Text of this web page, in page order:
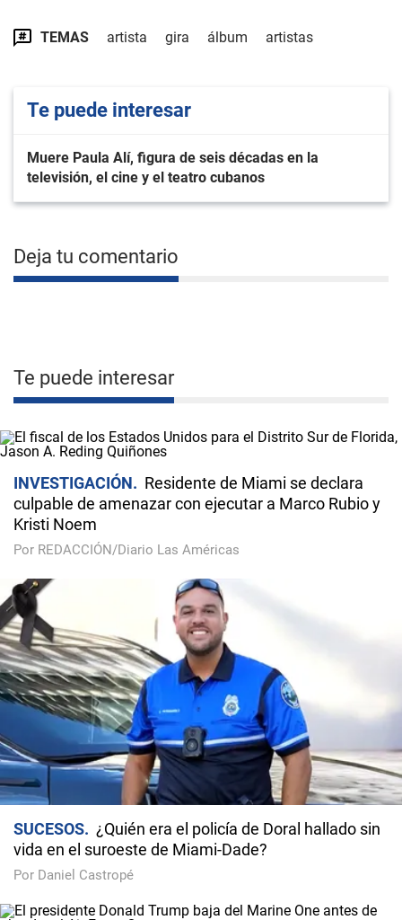
TEMAS artista gira álbum artistas
Te puede interesar
Muere Paula Alí, figura de seis décadas en la
televisión, el cine y el teatro cubanos
Deja tu comentario
Te puede interesar
INVESTIGACIÓN
Residente de Miami se declara
culpable de amenazar con ejecutar a Marco Rubio y
Kristi Noem
Por REDACCIÓN/Diario Las Américas
SUCESOS
¿Quién era el policía de Doral hallado sin
vida en el suroeste de Miami-Dade?
Por Daniel Castropé